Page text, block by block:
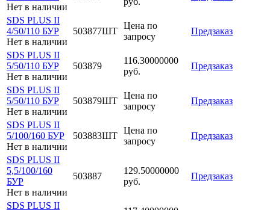
Нет в наличии
SDS PLUS II
4/50/110 БУР
Нет в наличии
503877ШТ
Цена по
запросу
Предзаказ
SDS PLUS II
5/50/110 БУР
Нет в наличии
503879
116.30000000
руб.
Предзаказ
SDS PLUS II
5/50/110 БУР
Нет в наличии
503879ШТ
Цена по
запросу
Предзаказ
SDS PLUS II
5/100/160 БУР
Нет в наличии
503883ШТ
Цена по
запросу
Предзаказ
SDS PLUS II
5,5/100/160
БУР
Нет в наличии
503887
129.50000000
руб.
Предзаказ
SDS PLUS II